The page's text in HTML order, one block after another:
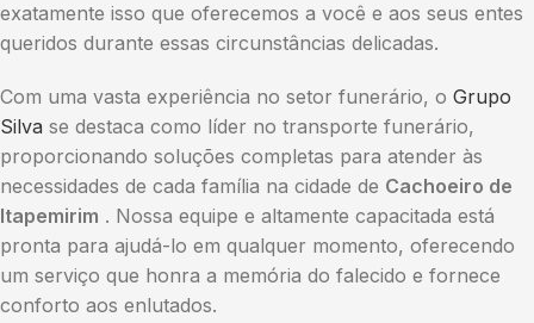
exatamente isso que oferecemos a você e aos seus entes
queridos durante essas circunstâncias delicadas.
Com uma vasta experiência no setor funerário, o Grupo
Silva se destaca como líder no transporte funerário,
proporcionando soluções completas para atender às
necessidades de cada família na cidade de Cachoeiro de
Itapemirim . Nossa equipe e altamente capacitada está
pronta para ajudá-lo em qualquer momento, oferecendo
um serviço que honra a memória do falecido e fornece
conforto aos enlutados.